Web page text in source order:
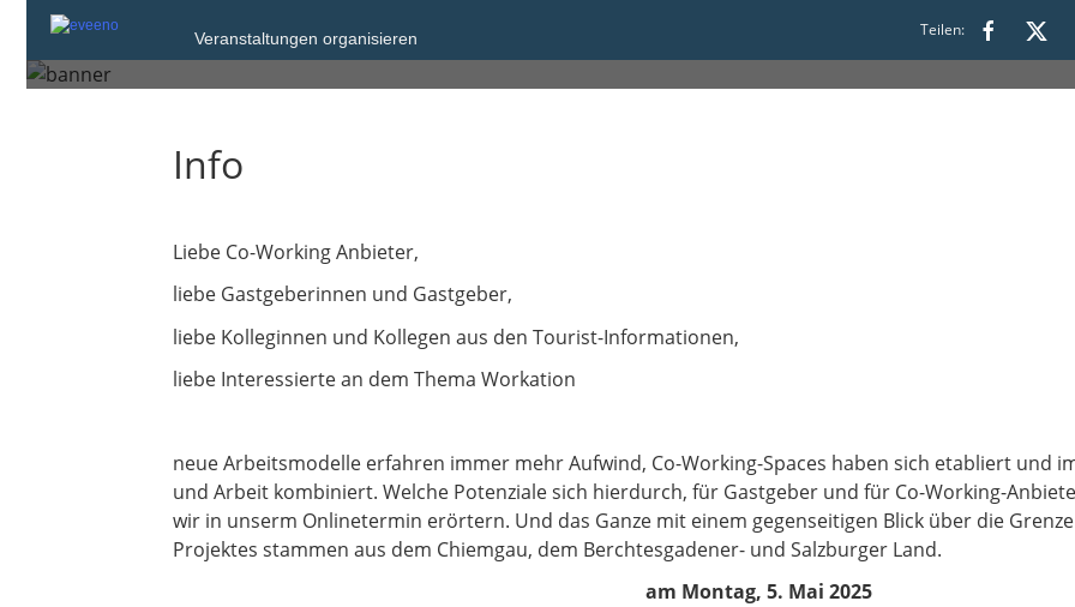
Veranstaltungen organisieren Teilen:
Montag, 5. Mai 2025 von 10:00 bis 11:45
Info
Liebe Co-Working Anbieter,
liebe Gastgeberinnen und Gastgeber,
liebe Kolleginnen und Kollegen aus den Tourist-Informationen,
liebe Interessierte an dem Thema Workation
neue Arbeitsmodelle erfahren immer mehr Aufwind, Co-Working-Spaces haben sich etabliert und
und Arbeit kombiniert. Welche Potenziale sich hierdurch, für Gastgeber und für Co-Working-
wir in unserm Onlinetermin erörtern. Und das Ganze mit einem gegenseitigen Blick über die
Projektes stammen aus dem Chiemgau, dem Berchtesgadener- und Salzburger Land.
am Montag, 5. Mai 2025